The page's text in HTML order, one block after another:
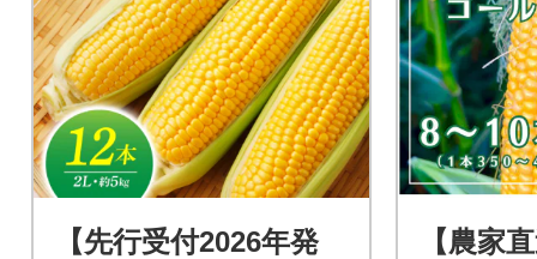
【先行受付2026年発
【農家